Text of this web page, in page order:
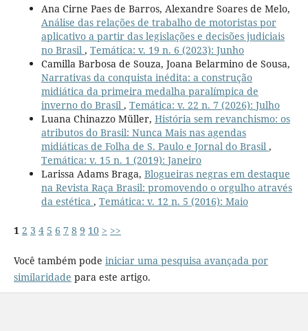
Ana Cirne Paes de Barros, Alexandre Soares de Melo,
Análise das relações de trabalho de motoristas por
aplicativo a partir das legislações e decisões judiciais
no Brasil , Temática: v. 19 n. 6 (2023): Junho
Camilla Barbosa de Souza, Joana Belarmino de Sousa,
Narrativas da conquista inédita: a construção
midiática da primeira medalha paralímpica de
inverno do Brasil , Temática: v. 22 n. 7 (2026): Julho
Luana Chinazzo Müller, História sem revanchismo: os
atributos do Brasil: Nunca Mais nas agendas
midiáticas de Folha de S. Paulo e Jornal do Brasil ,
Temática: v. 15 n. 1 (2019): Janeiro
Larissa Adams Braga, Blogueiras negras em destaque
na Revista Raça Brasil: promovendo o orgulho através
da estética , Temática: v. 12 n. 5 (2016): Maio
1 2 3 4 5 6 7 8 9 10 > >>
Você também pode iniciar uma pesquisa avançada por
similaridade para este artigo.